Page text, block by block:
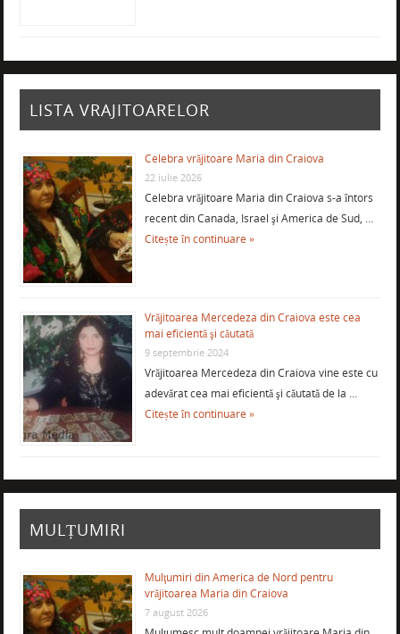
LISTA VRAJITOARELOR
Celebra vrăjitoare Maria din Craiova
22 iulie 2026
Celebra vrăjitoare Maria din Craiova s-a întors
recent din Canada, Israel şi America de Sud, …
Citește în continuare »
Vrăjitoarea Mercedeza din Craiova este cea
mai eficientă şi căutată
9 septembrie 2024
Vrăjitoarea Mercedeza din Craiova vine este cu
adevărat cea mai eficientă şi căutată de la …
Citește în continuare »
MULȚUMIRI
Mulţumiri din America de Nord pentru
vrăjitoarea Maria din Craiova
7 august 2026